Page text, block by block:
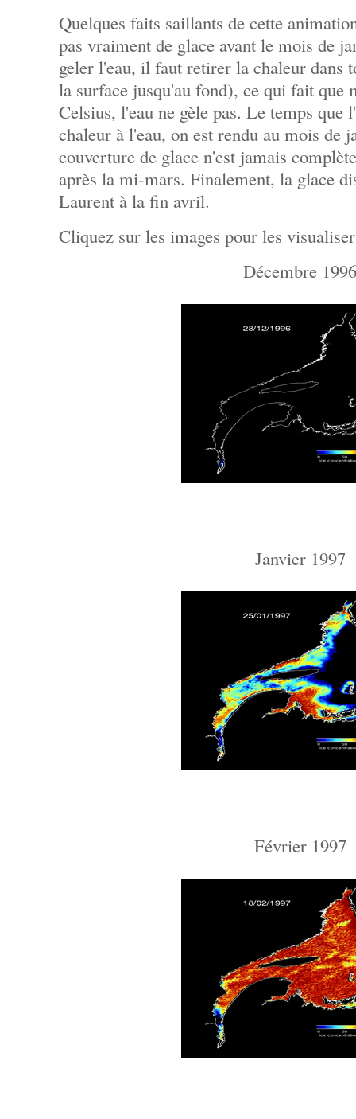
Quelques faits saillants de cette
pas vraiment de glace avant le mois de
geler l'eau, il faut retirer la chaleur dans
la surface jusqu'au fond), ce qui fait que
Celsius, l'eau ne gèle pas. Le temps que
chaleur à l'eau, on est rendu au mois de
couverture de glace n'est jamais
après la mi-mars. Finalement, la glace
Laurent à la fin avril.
Cliquez sur les images pour les
Décembre
Janvier 1997
Février 1997